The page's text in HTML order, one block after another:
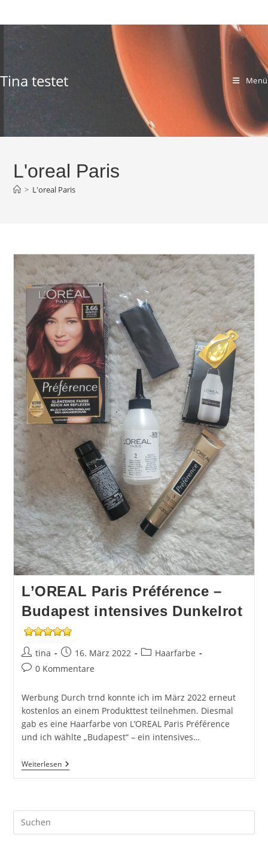
Inhalt
Tina testet Menü
L'oreal Paris
> L'oreal Paris
L’OREAL Paris Préférence –
Budapest intensives Dunkelrot
Beitrags-
Autor:
tina
Beitrag
veröffentlicht:
16. März 2022
Beitrags-
Haarfarbe
Beitrags-
0 Kommentare
Werbung Durch trnd konnte ich im März 2022 erneut
kostenlos an einem Produkttest teilnehmen. Diesmal
gab es eine Haarfarbe von L’OREAL Paris Préférence
und ich wählte „Budapest“ – ein intensives…
WeiterlesenL’OREAL
Paris
Intensives